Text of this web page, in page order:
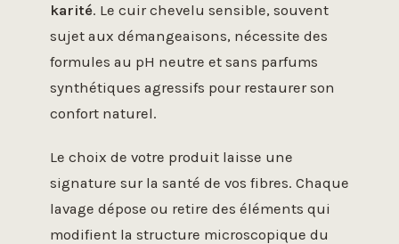
karité. Le cuir chevelu sensible, souvent
sujet aux démangeaisons, nécessite des
formules au pH neutre et sans parfums
synthétiques agressifs pour restaurer son
confort naturel.
Le choix de votre produit laisse une
signature sur la santé de vos fibres. Chaque
lavage dépose ou retire des éléments qui
modifient la structure microscopique du